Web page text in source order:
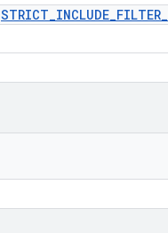
STRICT_INCLUDE_FILTER_